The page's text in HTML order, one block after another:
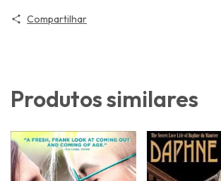
Compartilhar
Produtos similares